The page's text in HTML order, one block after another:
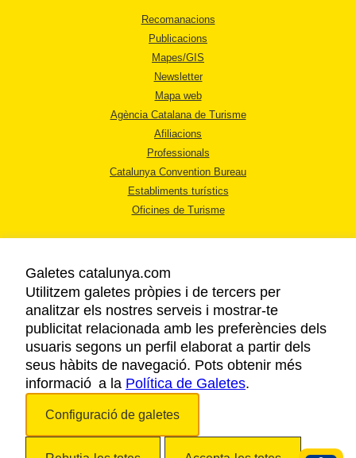
Recomanacions
Publicacions
Mapes/GIS
Newsletter
Mapa web
Agència Catalana de Turisme
Afiliacions
Professionals
Catalunya Convention Bureau
Establiments turístics
Oficines de Turisme
AVÍS LEGAL
POLÍTICA DE PRIVACITAT
COOKIES
ACCESSIBILITAT
Galetes catalunya.com
Utilitzem galetes pròpies i de tercers per
analitzar els nostres serveis i mostrar-te
publicitat relacionada amb les preferències dels
usuaris segons un perfil elaborat a partir dels
seus hàbits de navegació. Pots obtenir més
informació a la Política de Galetes.
Configuració de galetes